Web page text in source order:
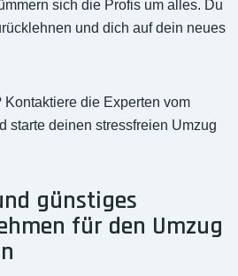
sich die Profis um alles. Du
und dich auf dein neues
die Experten vom
starte deinen stressfreien Umzug
günstiges
für den Umzug